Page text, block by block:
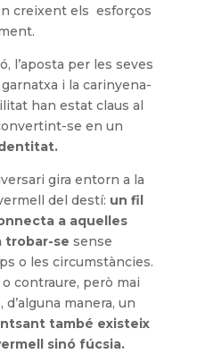
creixent els esforços
l’aposta per les seves
i la carinyena-
han estat claus al
se en un
gira entorn a la
del destí: un fil
a aquelles
trobar-se sense
o les circumstàncies.
contraure, però mai
manera, un
també existeix
sinó fúcsia.